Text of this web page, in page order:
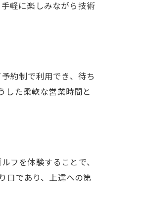
軽に楽しみながら技術
約制で利用でき、待ち
した柔軟な営業時間と
フを体験することで、
口であり、上達への第